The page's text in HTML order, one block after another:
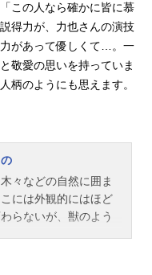
この人なら確かに皆に慕
得力が、力也さんの演技
があって優しくて…。一
敬愛の思いを持っていま
柄のようにも思えます。
々などの自然に囲ま
には外観的にはほど
らないが、獣のよう